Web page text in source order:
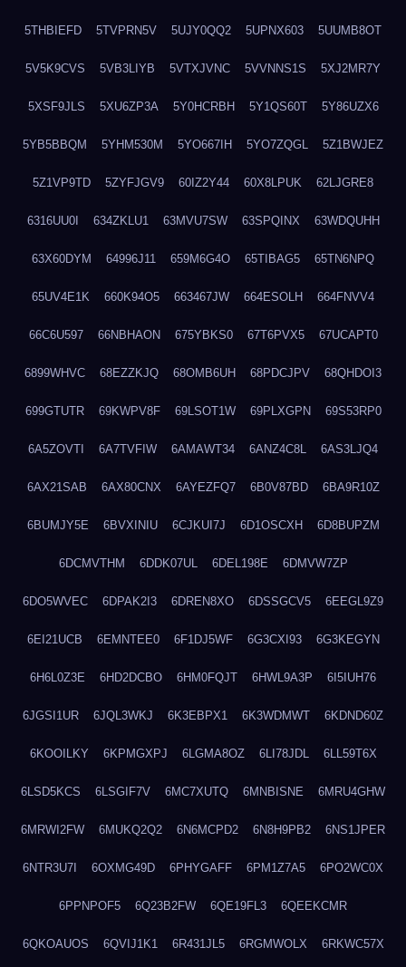
5THBIEFD 5TVPRN5V 5UJY0QQ2 5UPNX603 5UUMB8OT
5V5K9CVS 5VB3LIYB 5VTXJVNC 5VVNNS1S 5XJ2MR7Y
5XSF9JLS 5XU6ZP3A 5Y0HCRBH 5Y1QS60T 5Y86UZX6
5YB5BBQM 5YHM530M 5YO667IH 5YO7ZQGL 5Z1BWJEZ
5Z1VP9TD 5ZYFJGV9 60IZ2Y44 60X8LPUK 62LJGRE8
6316UU0I 634ZKLU1 63MVU7SW 63SPQINX 63WDQUHH
63X60DYM 64996J11 659M6G4O 65TIBAG5 65TN6NPQ
65UV4E1K 660K94O5 663467JW 664ESOLH 664FNVV4
66C6U597 66NBHAON 675YBKS0 67T6PVX5 67UCAPT0
6899WHVC 68EZZKJQ 68OMB6UH 68PDCJPV 68QHDOI3
699GTUTR 69KWPV8F 69LSOT1W 69PLXGPN 69S53RP0
6A5ZOVTI 6A7TVFIW 6AMAWT34 6ANZ4C8L 6AS3LJQ4
6AX21SAB 6AX80CNX 6AYEZFQ7 6B0V87BD 6BA9R10Z
6BUMJY5E 6BVXINIU 6CJKUI7J 6D1OSCXH 6D8BUPZM
6DCMVTHM 6DDK07UL 6DEL198E 6DMVW7ZP
6DO5WVEC 6DPAK2I3 6DREN8XO 6DSSGCV5 6EEGL9Z9
6EI21UCB 6EMNTEE0 6F1DJ5WF 6G3CXI93 6G3KEGYN
6H6L0Z3E 6HD2DCBO 6HM0FQJT 6HWL9A3P 6I5IUH76
6JGSI1UR 6JQL3WKJ 6K3EBPX1 6K3WDMWT 6KDND60Z
6KOOILKY 6KPMGXPJ 6LGMA8OZ 6LI78JDL 6LL59T6X
6LSD5KCS 6LSGIF7V 6MC7XUTQ 6MNBISNE 6MRU4GHW
6MRWI2FW 6MUKQ2Q2 6N6MCPD2 6N8H9PB2 6NS1JPER
6NTR3U7I 6OXMG49D 6PHYGAFF 6PM1Z7A5 6PO2WC0X
6PPNPOF5 6Q23B2FW 6QE19FL3 6QEEKCMR
6QKOAUOS 6QVIJ1K1 6R431JL5 6RGMWOLX 6RKWC57X